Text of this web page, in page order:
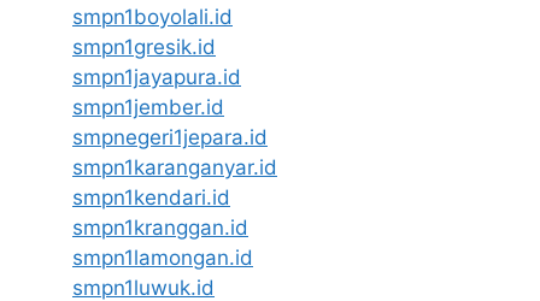
smpn1boyolali.id
smpn1gresik.id
smpn1jayapura.id
smpn1jember.id
smpnegeri1jepara.id
smpn1karanganyar.id
smpn1kendari.id
smpn1kranggan.id
smpn1lamongan.id
smpn1luwuk.id